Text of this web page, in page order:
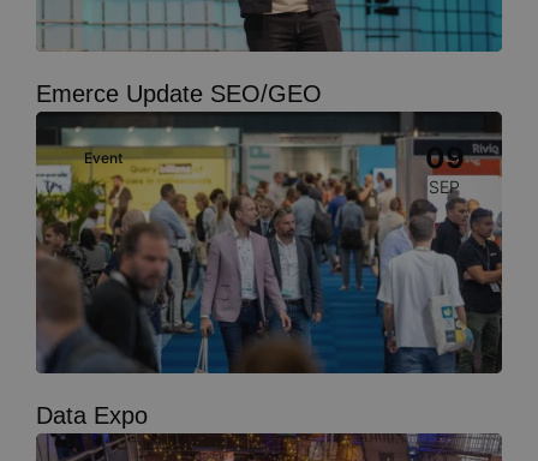
Emerce Update SEO/GEO
Event 09
SEP
Image
Data Expo
Image